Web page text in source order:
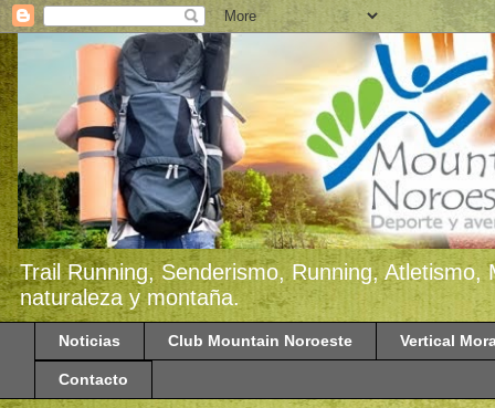
Trail Running, Senderismo, Running,
naturaleza y montaña.
Noticias Club Mountain Noroeste Vertical
Contacto